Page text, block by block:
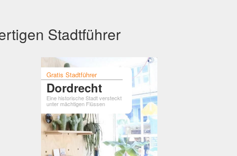
Stadtführer
Gratis Stadtführer
Dordrecht
Eine historische Stadt versteckt
unter mächtigen Flüssen